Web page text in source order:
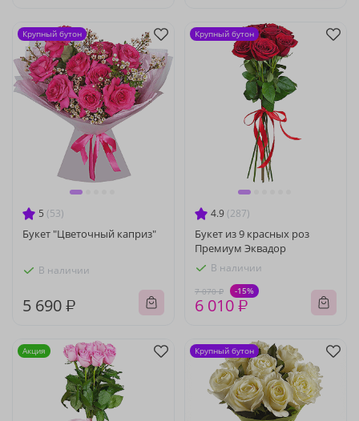
5 (53)
Букет "Цветочный каприз"
В наличии
5 690 ₽
Крупный бутон
4.9 (287)
Букет из 9 красных роз
Премиум Эквадор
В наличии
7 070 ₽ -15%
6 010 ₽
Крупный бутон
Акция Крупный бутон